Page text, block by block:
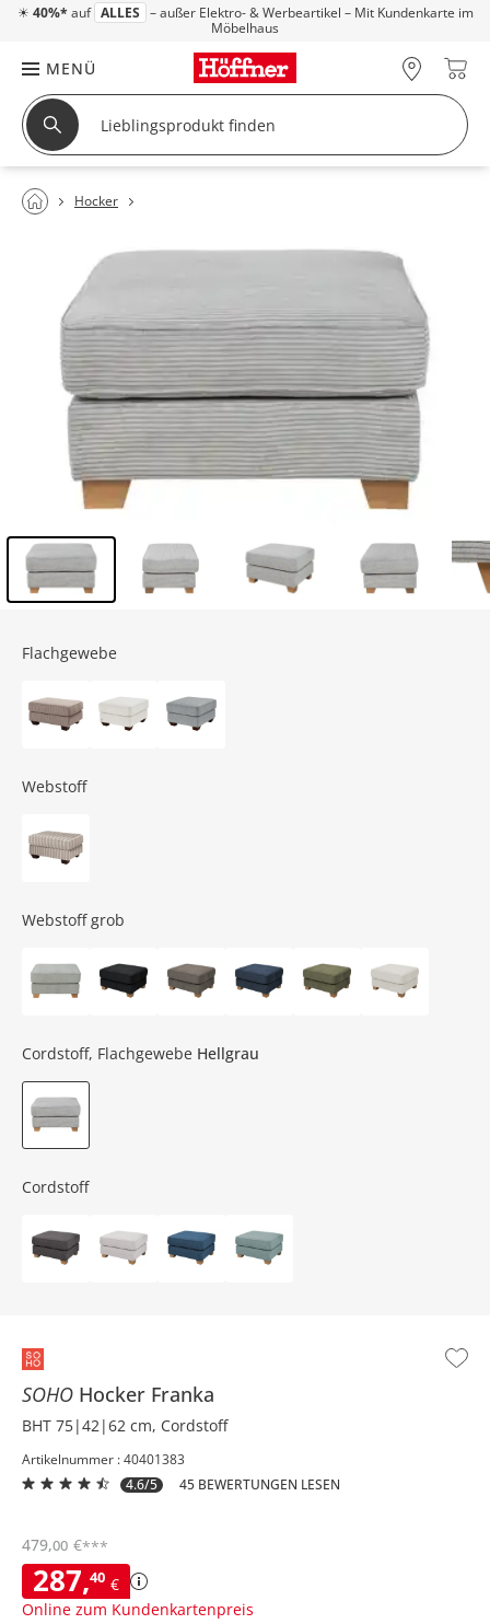
☀ 40%* auf ALLES – außer Elektro- & Werbeartikel – Mit Kundenkarte im
Möbelhaus
MENÜ
Hocker
SOHO Hocker Franka
BHT 75|42|62 cm, Cordstoff
Artikelnummer : 40401383
4.6/5
45 BEWERTUNGEN LESEN
287,40 €
Online zum Kundenkartenpreis
479,00 €***
Flachgewebe
Webstoff
Webstoff grob
Cordstoff, Flachgewebe Hellgrau
Cordstoff